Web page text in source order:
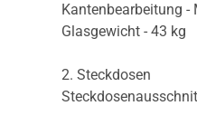
Kantenbearbeitung
Glasgewicht - 43 kg
2. Steckdosen